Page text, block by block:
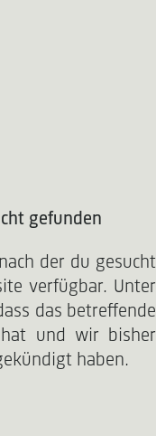
gefunden
der du gesucht
verfügbar. Unter
das betreffende
und wir bisher
haben.